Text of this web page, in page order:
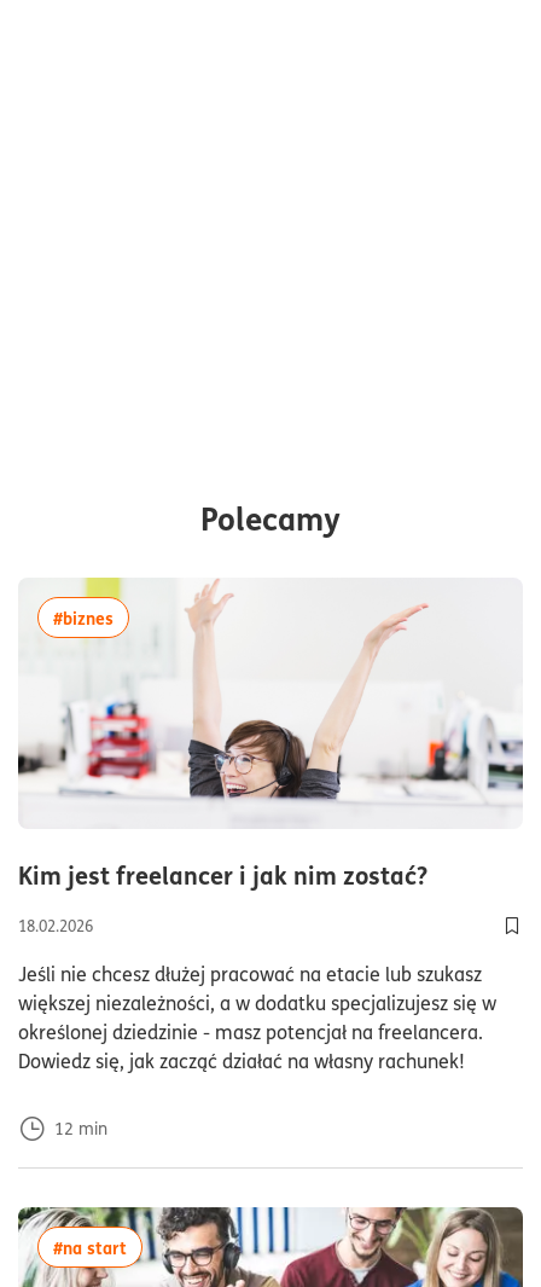
Polecamy
Kim jest freelancer i jak nim zostać?czas
18.02.2026
Jeśli nie chcesz dłużej pracować na etacie lub szukasz
większej niezależności, a w dodatku specjalizujesz się w
określonej dziedzinie - masz potencjał na freelancera.
Dowiedz się, jak zacząć działać na własny rachunek!
12 min
#bizneswięcej artykułów z tagiem:#biznes
#na start więcej artykułów z tagiem:#na start